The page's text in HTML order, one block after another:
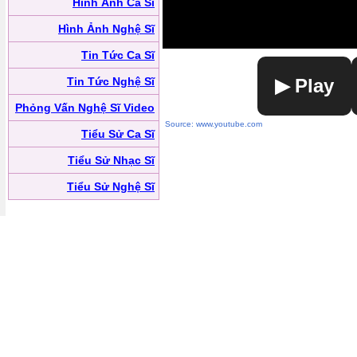
Hình Ảnh Nghệ Sĩ
Tin Tức Ca Sĩ
Tin Tức Nghệ Sĩ
Phỏng Vấn Nghệ Sĩ Video
Tiểu Sử Ca Sĩ
Tiểu Sử Nhạc Sĩ
Tiểu Sử Nghệ Sĩ
▶ Play
Source: www.youtube.com